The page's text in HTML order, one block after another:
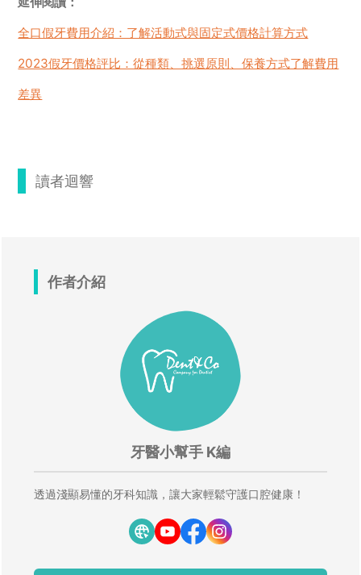
全口假牙費用介紹：了解活動式與固定式價格計算方式
2023假牙價格評比：從種類、挑選原則、保養方式了解費用
差異
讀者迴響
作者介紹
牙醫小幫手 K編
透過淺顯易懂的牙科知識，讓大家輕鬆守護口腔健康！